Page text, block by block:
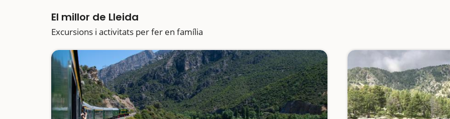
El millor de Lleida
Excursions i activitats per fer en família